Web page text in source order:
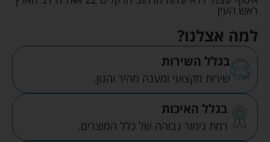
ראש העין
למה אצלנו?
בגלל השירות
שירות מקצועי ומענה מהיר והגון.
בגלל האיכות
רמת גימור גבוהה של כלל המוצרים.